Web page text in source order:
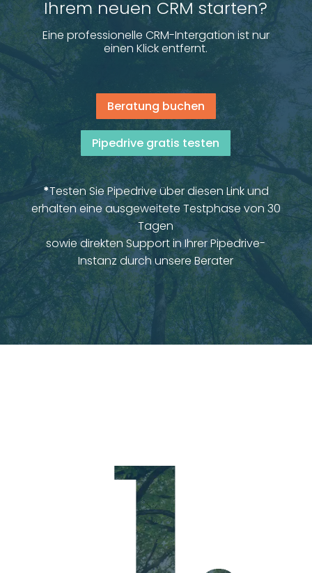
Ihrem neuen CRM starten?
Eine professionelle CRM-Intergation ist nur
einen Klick entfernt.
Beratung buchen
Pipedrive gratis testen
*Testen Sie Pipedrive über diesen Link und
erhalten eine ausgeweitete Testphase von 30
Tagen
sowie direkten Support in Ihrer Pipedrive-
Instanz durch unsere Berater